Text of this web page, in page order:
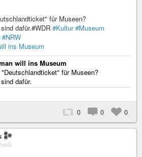
für Museen?
dafür.#WDR #Kultur #Museum
#NRW
ins Museum
will ins Museum
für Museen?
dafür.
0 0 0
𒀯